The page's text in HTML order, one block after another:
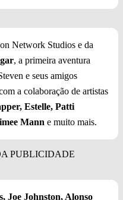
Network Studios e da
, a primeira aventura
e seus amigos
a colaboração de artistas
Estelle, Patti
Mann e muito mais.
Joe Johnston, Alonso